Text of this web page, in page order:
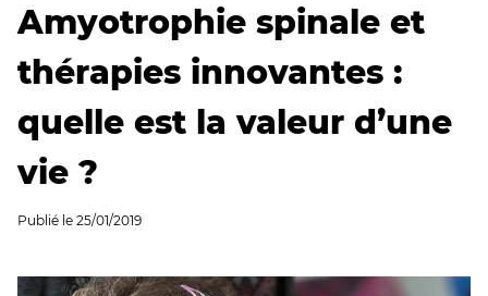
Amyotrophie spinale et
thérapies innovantes :
quelle est la valeur d’une
vie ?
Publié le 25/01/2019